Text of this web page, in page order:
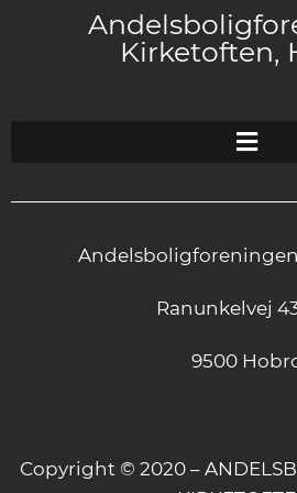
Kirketoften,
Ranunkelvej 43
9500
Copyright © 2020 –